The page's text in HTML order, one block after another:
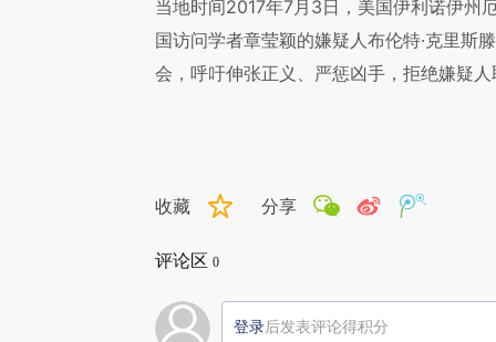
当地时间2017年7月3日，美国伊利诺伊州
国访问学者章莹颖的嫌疑人布伦特·克里斯
会，呼吁伸张正义、严惩凶手，拒绝嫌疑
收藏 分享
评论区 0
登录后发表评论得积分